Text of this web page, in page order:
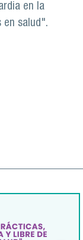
en la
en salud".